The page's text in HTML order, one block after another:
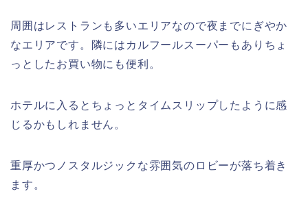
周囲はレストランも多いエリアなので夜までにぎやか
なエリアです。隣にはカルフールスーパーもありちょ
っとしたお買い物にも便利。
ホテルに入るとちょっとタイムスリップしたように感
じるかもしれません。
重厚かつノスタルジックな雰囲気のロビーが落ち着き
ます。